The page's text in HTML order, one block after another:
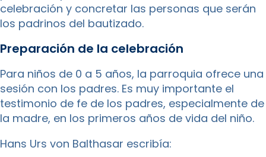
celebración y concretar las personas que serán
los padrinos del bautizado.
Preparación de la celebración
Para niños de 0 a 5 años, la parroquia ofrece una
sesión con los padres. Es muy importante el
testimonio de fe de los padres, especialmente de
la madre, en los primeros años de vida del niño.
Hans Urs von Balthasar escribía: